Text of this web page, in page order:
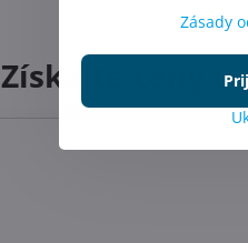
Získajte ceny
Zásady